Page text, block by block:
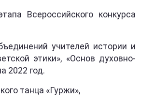
Всероссийского конкурса
учителей истории и
этики», «Основ духовно-
2022 год.
танца «Гуржи»,